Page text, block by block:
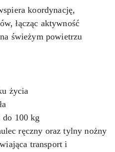
koordynację,
łącząc aktywność
świeżym powietrzu
życia
do 100 kg
ręczny oraz tylny nożny
transport i